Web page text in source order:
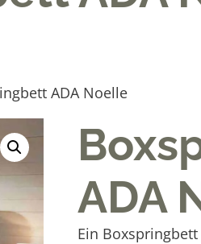
ADA Noelle
ADA
Ein